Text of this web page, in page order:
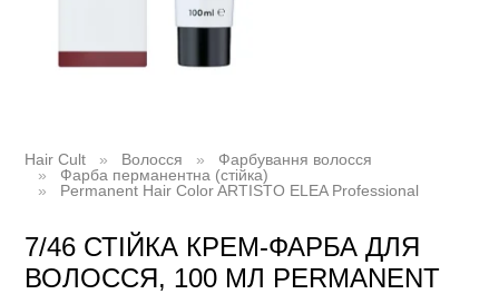
Hair Cult Волосся
Фарбування волосся
Фарба перманентна (стійка)
Permanent Hair Color ARTISTO ELEA Professional
7/46 СТІЙКА КРЕМ-ФАРБА ДЛЯ
ВОЛОССЯ, 100 МЛ PERMANENT